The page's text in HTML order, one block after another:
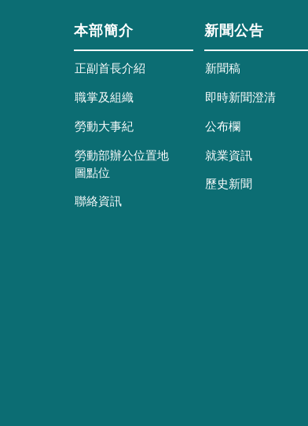
本部簡介
正副首長介紹
職掌及組織
勞動大事紀
勞動部辦公位置地
圖點位
聯絡資訊
新聞公告
新聞稿
即時新聞澄清
公布欄
就業資訊
歷史新聞